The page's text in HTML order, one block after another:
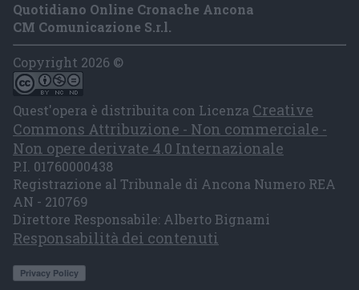
Quotidiano Online Cronache Ancona
CM Comunicazione S.r.l.
Copyright 2026 ©
Quest'opera è distribuita con Licenza Creative
Commons Attribuzione - Non commerciale -
Non opere derivate 4.0 Internazionale
P.I. 01760000438
Registrazione al Tribunale di Ancona Numero REA
AN - 210769
Direttore Responsabile: Alberto Bignami
Responsabilità dei contenuti